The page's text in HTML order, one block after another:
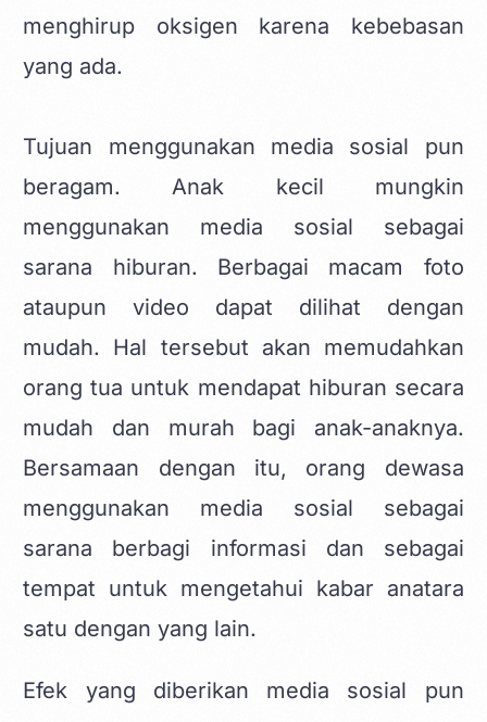
menghirup oksigen karena kebebasan
yang ada.
Tujuan menggunakan media sosial pun
beragam. Anak kecil mungkin
menggunakan media sosial sebagai
sarana hiburan. Berbagai macam foto
ataupun video dapat dilihat dengan
mudah. Hal tersebut akan memudahkan
orang tua untuk mendapat hiburan secara
mudah dan murah bagi anak-anaknya.
Bersamaan dengan itu, orang dewasa
menggunakan media sosial sebagai
sarana berbagi informasi dan sebagai
tempat untuk mengetahui kabar anatara
satu dengan yang lain.
Efek yang diberikan media sosial pun